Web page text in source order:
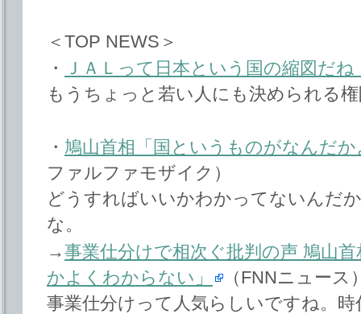
＜TOP NEWS＞
・
ＪＡＬって日本という国の縮図だね
もうちょっと若い人にも決められる
・ 鳩山首相「国というものがなんだ
ファルファモザイク）
どうすればいいかわかってないんだ
な。
→事業仕分けで相次ぐ批判の声 鳩山
かよくわからない」
（FNNニュース
事業仕分けって人気らしいですね。